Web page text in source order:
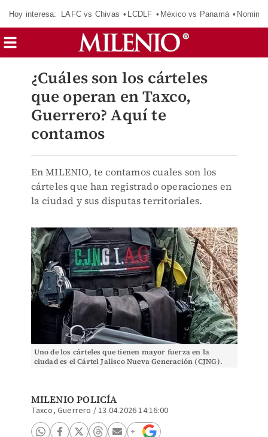
Hoy interesa: LAFC vs Chivas LCDLF México vs Panamá
¿Cuáles son los cárteles
que operan en Taxco,
Guerrero? Aquí te
contamos
En MILENIO, te contamos cuales son los
cárteles que han registrado operaciones en
la ciudad y sus disputas territoriales.
Uno de los cárteles que tienen mayor fuerza en la
ciudad es el Cártel Jalisco Nueva Generación (CJNG).
MILENIO POLICÍA
Taxco, Guerrero /13.04.2026 14:16:00